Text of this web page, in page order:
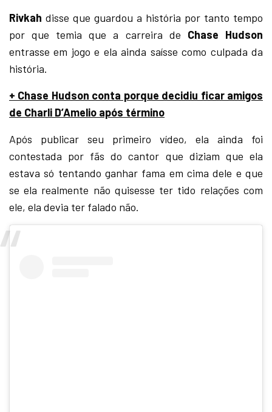
Rivkah disse que guardou a história por tanto tempo
por que temia que a carreira de Chase Hudson
entrasse em jogo e ela ainda saísse como culpada da
história.
+ Chase Hudson conta porque decidiu ficar amigos
de Charli D’Amelio após término
Após publicar seu primeiro vídeo, ela ainda foi
contestada por fãs do cantor que diziam que ela
estava só tentando ganhar fama em cima dele e que
se ela realmente não quisesse ter tido relações com
ele, ela devia ter falado não.